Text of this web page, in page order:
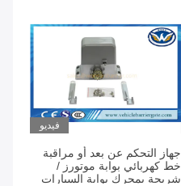
فيديو
جهاز التحكم عن بعد أو مراقبة
خط كهربائي بوابة موتورز /
شريحة بمحرك بوابة السيارات